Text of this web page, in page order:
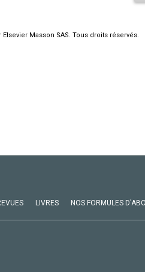
Masson SAS. Tous droits réservés.
LIVRES NOS FORMULES